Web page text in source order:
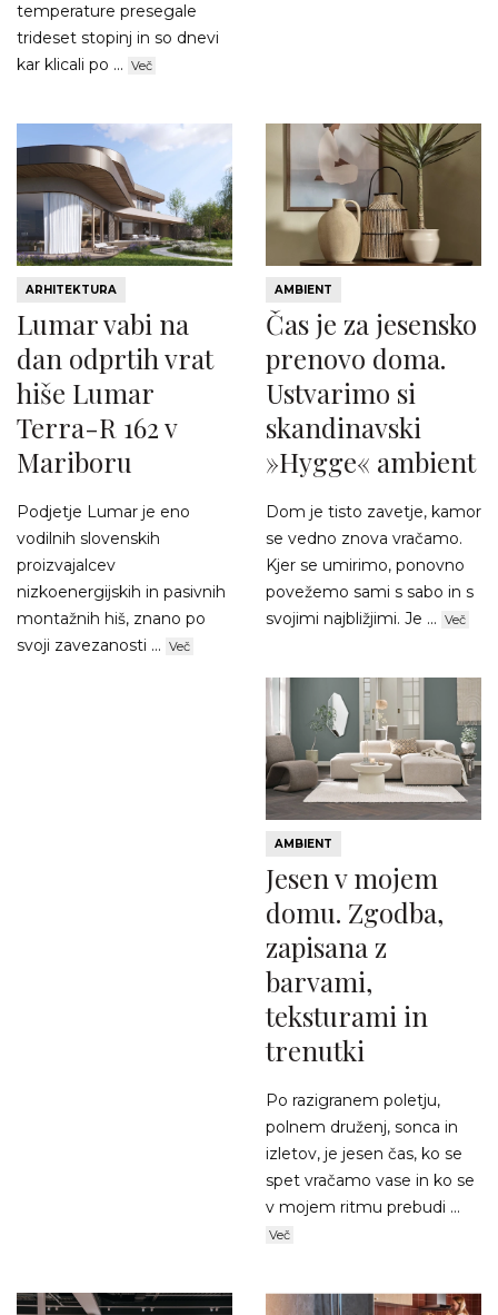
temperature presegale
trideset stopinj in so dnevi
kar klicali po ... Več
ARHITEKTURA
Lumar vabi na
dan odprtih vrat
hiše Lumar
Terra-R 162 v
Mariboru
Podjetje Lumar je eno
vodilnih slovenskih
proizvajalcev
nizkoenergijskih in pasivnih
montažnih hiš, znano po
svoji zavezanosti ... Več
AMBIENT
Čas je za jesensko
prenovo doma.
Ustvarimo si
skandinavski
»Hygge« ambient
Dom je tisto zavetje, kamor
se vedno znova vračamo.
Kjer se umirimo, ponovno
povežemo sami s sabo in s
svojimi najbližjimi. Je ... Več
AMBIENT
Jesen v mojem
domu. Zgodba,
zapisana z
barvami,
teksturami in
trenutki
Po razigranem poletju,
polnem druženj, sonca in
izletov, je jesen čas, ko se
spet vračamo vase in ko se
v mojem ritmu prebudi ...
Več